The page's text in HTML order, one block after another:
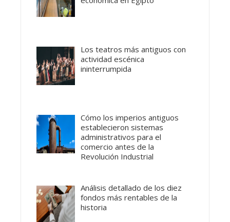
Los teatros más antiguos con
actividad escénica
ininterrumpida
Cómo los imperios antiguos
establecieron sistemas
administrativos para el
comercio antes de la
Revolución Industrial
Análisis detallado de los diez
fondos más rentables de la
historia